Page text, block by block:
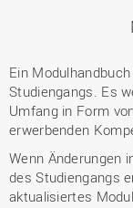
Ein
Studiengangs. Es
Umfang in Form
erwerbenden
Wenn Änderungen
des Studiengangs
aktualisiertes